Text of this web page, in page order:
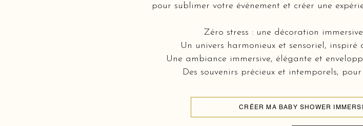
pour sublimer votre événement et créer une
Zéro stress : une décoration
Un univers harmonieux et sensoriel,
Une ambiance immersive, élégante et
Des souvenirs précieux et intemporels,
CRÉER MA BABY SHOWER